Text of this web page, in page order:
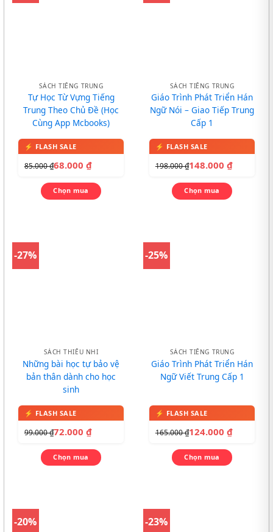
SÁCH TIẾNG TRUNG
Tự Học Từ Vựng Tiếng
Trung Theo Chủ Đề (Học
Cùng App Mcbooks)
85.000₫68.000 ₫
Chọn mua
SÁCH TIẾNG TRUNG
Giáo Trình Phát Triển Hán
Ngữ Nói – Giao Tiếp Trung
Cấp 1
198.000₫148.000 ₫
Chọn mua
-27%
SÁCH THIẾU NHI
Những bài học tự bảo vệ
bản thân dành cho học
sinh
99.000₫72.000 ₫
Chọn mua
-25%
SÁCH TIẾNG TRUNG
Giáo Trình Phát Triển Hán
Ngữ Viết Trung Cấp 1
165.000₫124.000 ₫
Chọn mua
-20% -23%